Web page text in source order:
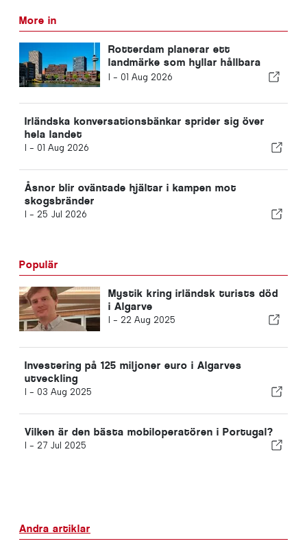
More in
Rotterdam planerar ett
landmärke som hyllar hållbara
lösningar
I - 01 Aug 2026
Irländska konversationsbänkar sprider sig över
hela landet
I - 01 Aug 2026
Åsnor blir oväntade hjältar i kampen mot
skogsbränder
I - 25 Jul 2026
Populär
Mystik kring irländsk turists död
i Algarve
I - 22 Aug 2025
Investering på 125 miljoner euro i Algarves
utveckling
I - 03 Aug 2025
Vilken är den bästa mobiloperatören i Portugal?
I - 27 Jul 2025
Andra artiklar